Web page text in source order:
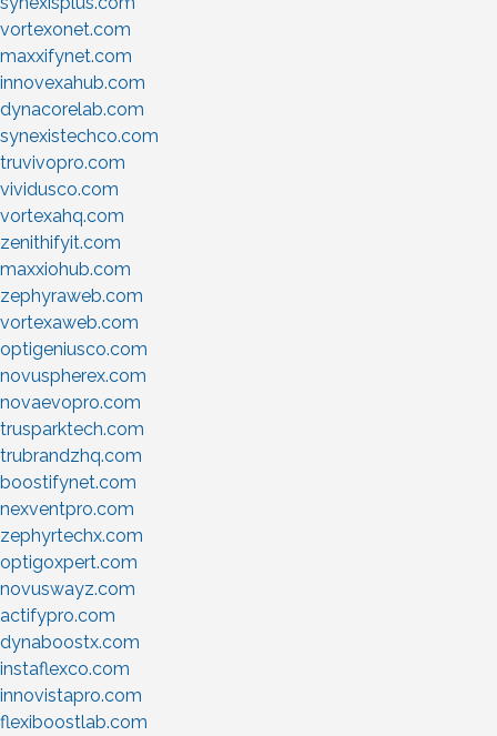
vortexonet.com
maxxifynet.com
innovexahub.com
dynacorelab.com
synexistechco.com
truvivopro.com
vividusco.com
vortexahq.com
zenithifyit.com
maxxiohub.com
zephyraweb.com
vortexaweb.com
optigeniusco.com
novuspherex.com
novaevopro.com
trusparktech.com
trubrandzhq.com
boostifynet.com
nexventpro.com
zephyrtechx.com
optigoxpert.com
novuswayz.com
actifypro.com
dynaboostx.com
instaflexco.com
innovistapro.com
flexiboostlab.com